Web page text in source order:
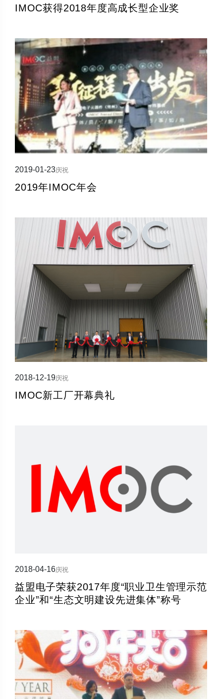
IMOC获得2018年度高成长型企业奖
2019-01-23庆祝
2019年IMOC年会
2018-12-19庆祝
IMOC新工厂开幕典礼
2018-04-16庆祝
益盟电子荣获2017年度“职业卫生管理示范
企业”和“生态文明建设先进集体”称号